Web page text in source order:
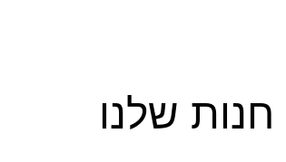
חנות שלנו